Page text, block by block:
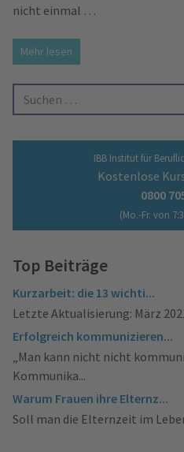
nicht einmal …
Mehr lesen
Suche nach:
IBB Institut für
Kostenlose
0800
(Mo.-Fr. von
Top Beiträge
Kurzarbeit: die 13 wichti...
Letzte Aktualisierung: März
Erfolgreich kommunizieren...
„Man kann nicht nicht
Kommunika...
Warum Frauen ihre Elternz...
Soll man die Elternzeit im